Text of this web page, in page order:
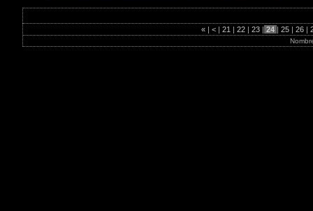
« | < | 21 | 22 | 23 | 24 | 25 | 26 |